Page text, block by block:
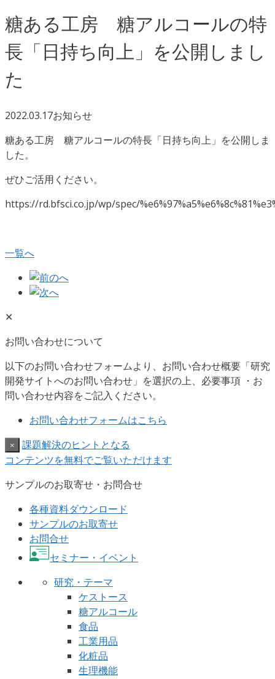
糖ある工房 糖アルコールの特
長「日持ち向上」を公開しまし
た
2022.03.17お知らせ
糖ある工房 糖アルコールの特長「日持ち向上」を公開しま
した。
ぜひご活用ください。
https://rd.bfsci.co.jp/wp/spec/
一覧へ
✕
お問い合わせについて
以下のお問い合わせフォームより、お問い合わせ概要「研究
開発サイトへのお問い合わせ」を選択の上、必要事項 ・お
問い合わせ内容をご記入ください。
お問い合わせフォームはこちら
×
課題解決のヒントとなる
コンテンツを無料でご覧いただけます
サンプルのお取寄せ・お問合せ
各種資料ダウンロード
サンプルのお取寄せ
お問合せ
セミナー・イベント
研究・テーマ
ケストース
糖アルコール
食品
工業用品
化粧品
生理機能